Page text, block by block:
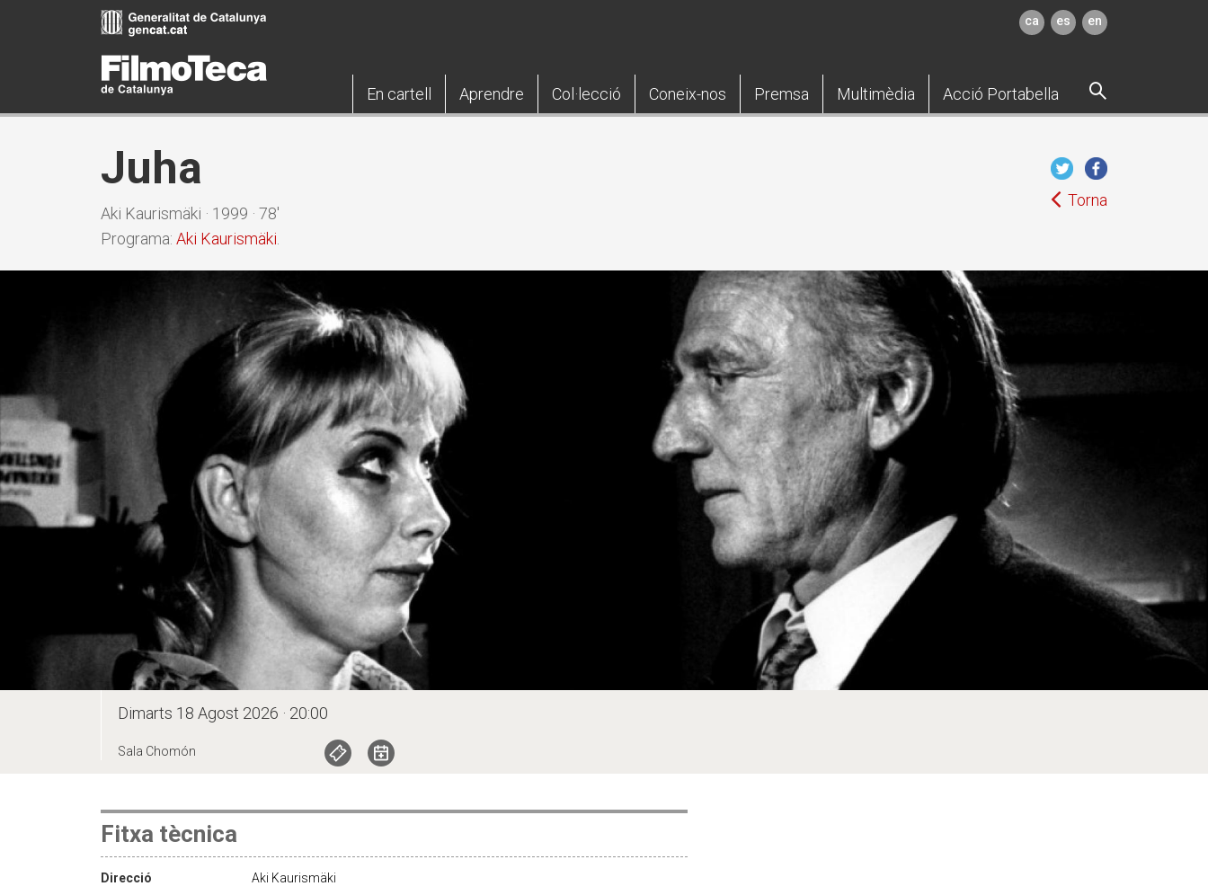
ca es en
En cartell Aprendre Col·lecció Coneix-nos Premsa Multimèdia Acció Portabella
Juha
Aki Kaurismäki · 1999 · 78'
Programa: Aki Kaurismäki
Torna
Dimarts 18 Agost 2026 · 20:00
Sala Chomón
Fitxa tècnica
Direcció Aki Kaurismäki